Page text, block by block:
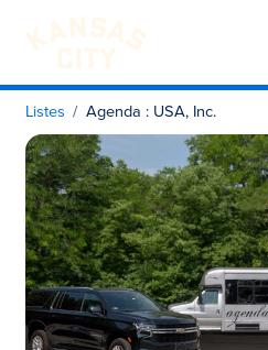
Visiter KC
Skip to content
Listes Agenda : USA, Inc.